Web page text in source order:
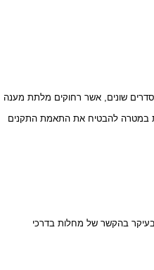
שונים, אשר רחוקים מלתת מענה
במטרה להבטיח את התאמת התקנים
בעיקר בהקשר של מחלות בדרכי